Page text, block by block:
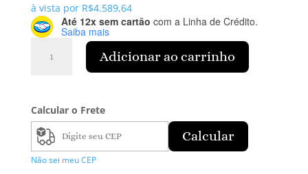
à vista por R$4.589,64
Até 12x sem cartão com a Linha de Crédito.
Saiba mais
Adicionar ao carrinho
Calcular o Frete
Calcular
Não sei meu CEP